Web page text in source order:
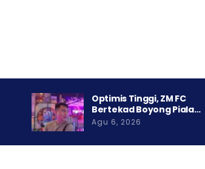
Optimis Tinggi, ZM FC
Bertekad Boyong Piala…
Agu 6, 2026